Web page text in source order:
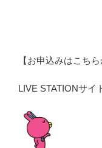
【お申込みはこち
LIVE STATIONサイ